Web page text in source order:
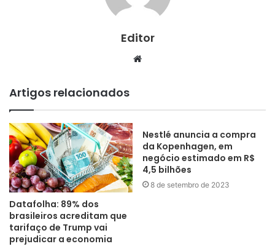
Editor
Website
Artigos relacionados
Datafolha: 89% dos
brasileiros acreditam que
tarifaço de Trump vai
prejudicar a economia
Nestlé anuncia a compra
da Kopenhagen, em
negócio estimado em R$
4,5 bilhões
8 de setembro de 2023